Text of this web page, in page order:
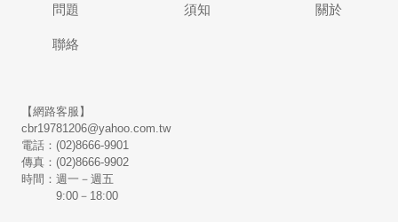
問題 須知 關於
聯絡
【網路客服】
cbr19781206@yahoo.com.tw
電話：(02)8666-9901
傳真：(02)8666-9902
時間：週一－週五
9:00－18:00